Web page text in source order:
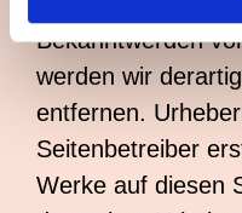
Bekanntwerden
werden wir
entfernen.
Seitenbetreiber
Werke auf diesen